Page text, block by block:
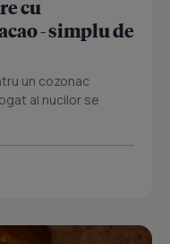
cu
- simplu de
un cozonac
al nucilor se